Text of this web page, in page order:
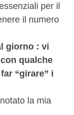
per il
il numero
giorno : vi
qualche
“girare” i
la mia